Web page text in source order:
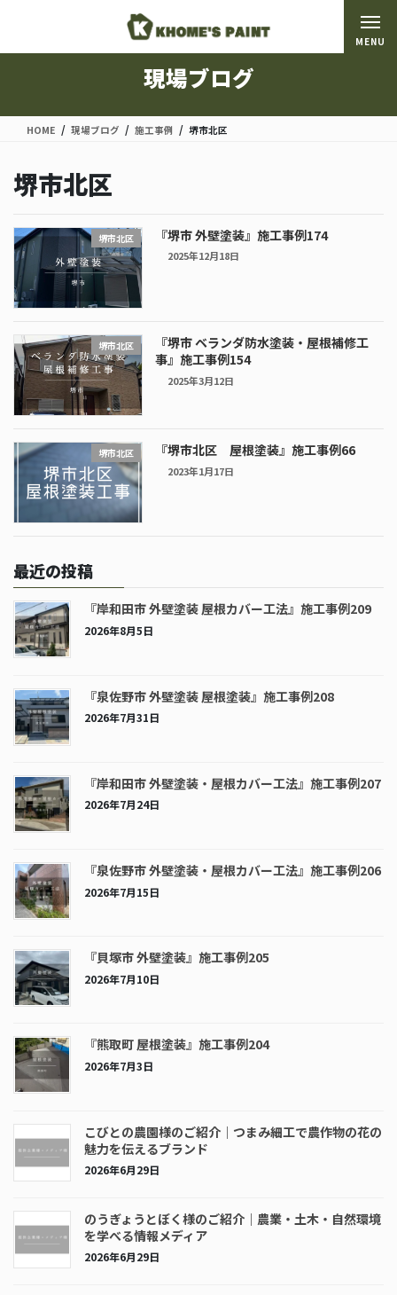
移
ン
現場ブログ
HOME 現場ブログ 施工事例 堺市北区
堺市北区
堺市北区 『堺市 外壁塗装』施工事例174
2025年12月18日
堺市北区
『堺市 ベランダ防水塗装・屋根補修工
事』施工事例154
2025年3月12日
堺市北区 『堺市北区 屋根塗装』施工事例66
2023年1月17日
最近の投稿
『岸和田市 外壁塗装 屋根カバー工法』施工事例209
2026年8月5日
『泉佐野市 外壁塗装 屋根塗装』施工事例208
2026年7月31日
『岸和田市 外壁塗装・屋根カバー工法』施工事例207
2026年7月24日
『泉佐野市 外壁塗装・屋根カバー工法』施工事例206
2026年7月15日
『貝塚市 外壁塗装』施工事例205
2026年7月10日
『熊取町 屋根塗装』施工事例204
2026年7月3日
こびとの農園様のご紹介｜つまみ細工で農作物の花の
魅力を伝えるブランド
2026年6月29日
のうぎょうとぼく様のご紹介｜農業・土木・自然環境
を学べる情報メディア
2026年6月29日
MENU